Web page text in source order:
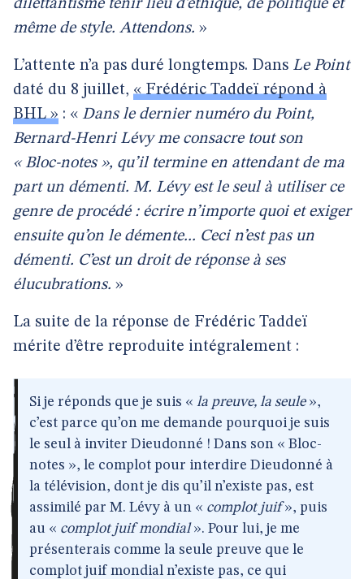
dilettantisme tenir lieu d’éthique, de politique et
même de style. Attendons. »
L’attente n’a pas duré longtemps. Dans Le Point
daté du 8 juillet, « Frédéric Taddeï répond à
BHL » : « Dans le dernier numéro du Point,
Bernard-Henri Lévy me consacre tout son
« Bloc-notes », qu’il termine en attendant de ma
part un démenti. M. Lévy est le seul à utiliser ce
genre de procédé : écrire n’importe quoi et exiger
ensuite qu’on le démente... Ceci n’est pas un
démenti. C’est un droit de réponse à ses
élucubrations. »
La suite de la réponse de Frédéric Taddeï
mérite d’être reproduite intégralement :
Si je réponds que je suis « la preuve, la seule»,
c’est parce qu’on me demande pourquoi je suis
le seul à inviter Dieudonné ! Dans son « Bloc-
notes », le complot pour interdire Dieudonné à
la télévision, dont je dis qu’il n’existe pas, est
assimilé par M. Lévy à un « complot juif», puis
au « complot juif mondial». Pour lui, je me
présenterais comme la seule preuve que le
complot juif mondial n’existe pas, ce qui